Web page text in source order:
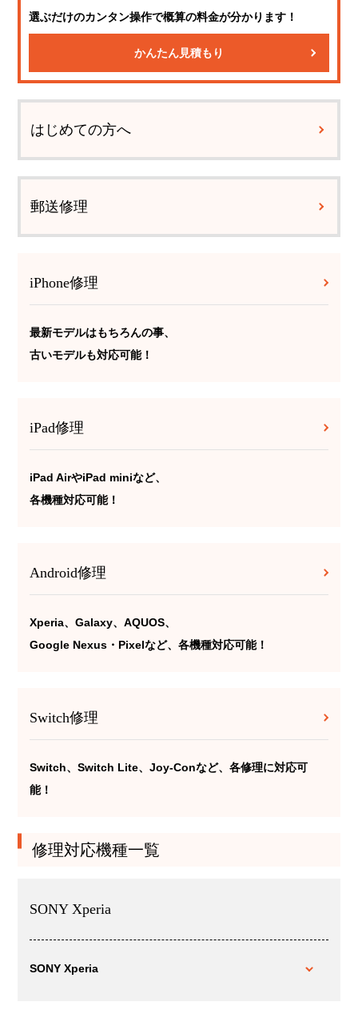
選ぶだけのカンタン操作で概算の料金が分かります！
かんたん見積もり
はじめての方へ
郵送修理
iPhone修理
最新モデルはもちろんの事、
古いモデルも対応可能！
iPad修理
iPad AirやiPad miniなど、
各機種対応可能！
Android修理
Xperia、Galaxy、AQUOS、
Google Nexus・Pixelなど、各機種対応可能！
Switch修理
Switch、Switch Lite、Joy-Conなど、各修理に対応可
能！
修理対応機種一覧
SONY Xperia
SONY Xperia